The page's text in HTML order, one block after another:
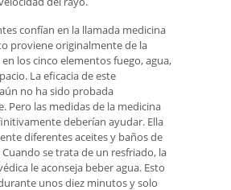
confían en la llamada medicina
proviene originalmente de la
en los cinco elementos fuego, agua,
La eficacia de este
no ha sido probada
Pero las medidas de la medicina
deberían ayudar. Ella
diferentes aceites y baños de
se trata de un resfriado, la
le aconseja beber agua. Esto
unos diez minutos y solo